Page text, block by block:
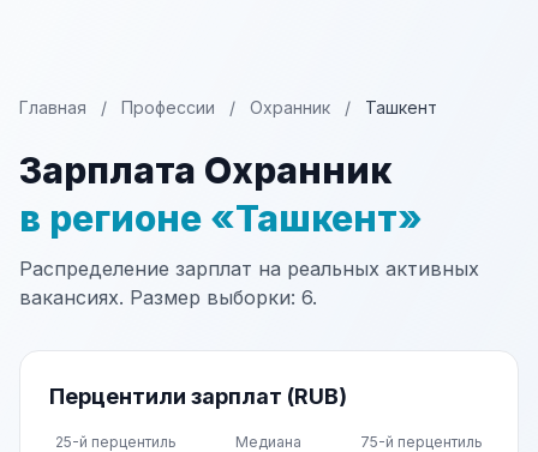
Главная / Профессии / Охранник / Ташкент
Зарплата Охранник
в регионе «Ташкент»
Распределение зарплат на реальных активных
вакансиях. Размер выборки: 6.
Перцентили зарплат (RUB)
25-й перцентиль Медиана 75-й перцентиль